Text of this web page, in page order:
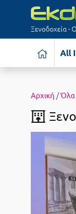
Ξενοδοχεία -
All
Αρχική /Όλα